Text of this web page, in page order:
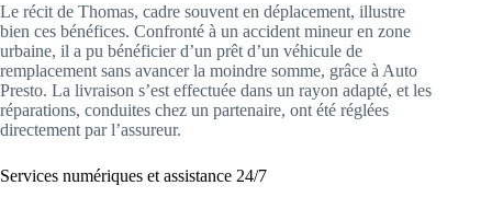
Le récit de Thomas, cadre souvent en déplacement, illustre
bien ces bénéfices. Confronté à un accident mineur en zone
urbaine, il a pu bénéficier d’un prêt d’un véhicule de
remplacement sans avancer la moindre somme, grâce à Auto
Presto. La livraison s’est effectuée dans un rayon adapté, et les
réparations, conduites chez un partenaire, ont été réglées
directement par l’assureur.
Services numériques et assistance 24/7